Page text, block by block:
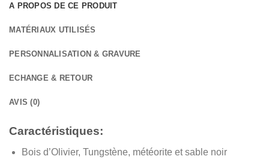
A PROPOS DE CE PRODUIT
MATÉRIAUX UTILISÉS
PERSONNALISATION & GRAVURE
ECHANGE & RETOUR
AVIS (0)
Caractéristiques:
Bois d’Olivier, Tungstène, météorite et sable noir